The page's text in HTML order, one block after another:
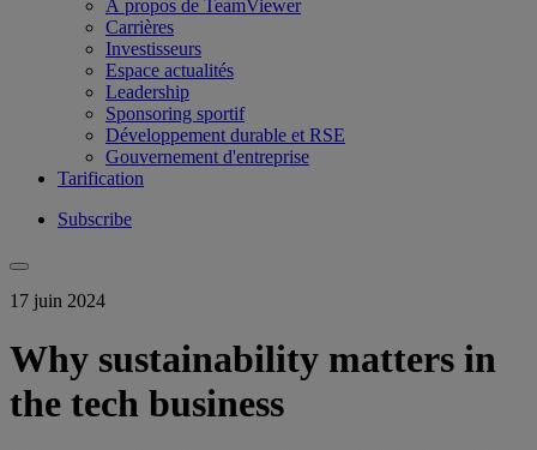
À propos de TeamViewer
Carrières
Investisseurs
Espace actualités
Leadership
Sponsoring sportif
Développement durable et RSE
Gouvernement d'entreprise
Tarification
Subscribe
17 juin 2024
Why sustainability matters in
the tech business